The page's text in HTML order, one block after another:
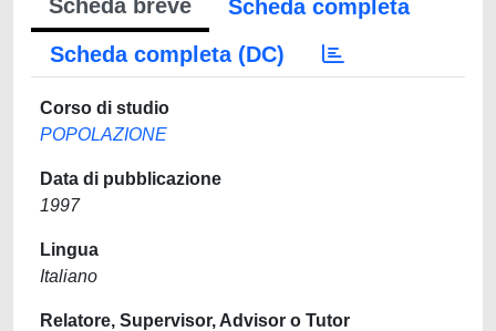
Scheda breve
Scheda completa
Scheda completa (DC)
Corso di studio
POPOLAZIONE
Data di pubblicazione
1997
Lingua
Italiano
Relatore, Supervisor, Advisor o Tutor